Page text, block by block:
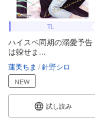
TL
ハイスペ同期の溺愛予告
は躱せま...
蓮美ちま 針野シロ
NEW
試し読み